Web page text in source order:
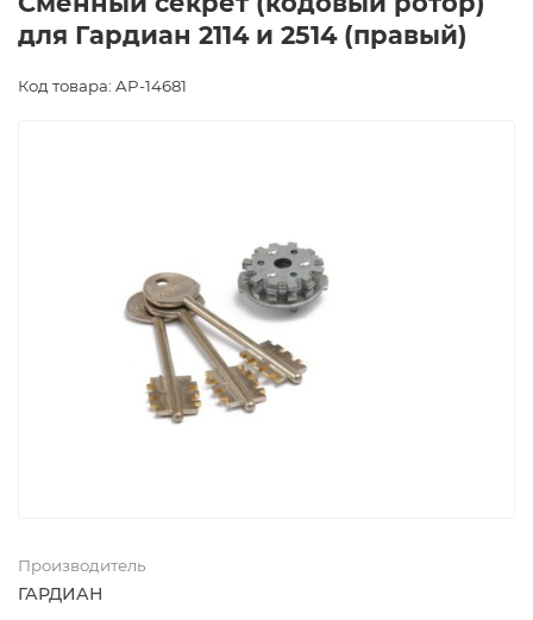
для Гардиан 2114 и 2514 (правый)
Код товара: AP-14681
Производитель
ГАРДИАН